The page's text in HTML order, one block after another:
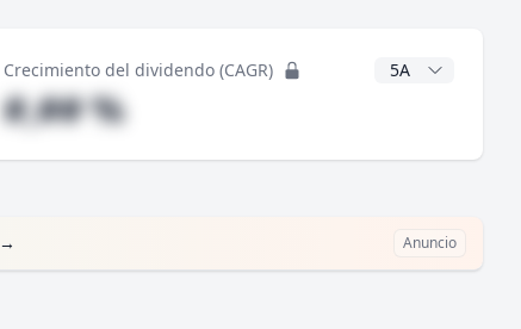
Crecimiento del dividendo (CAGR) Años CAGR
#,## %
→ Anuncio